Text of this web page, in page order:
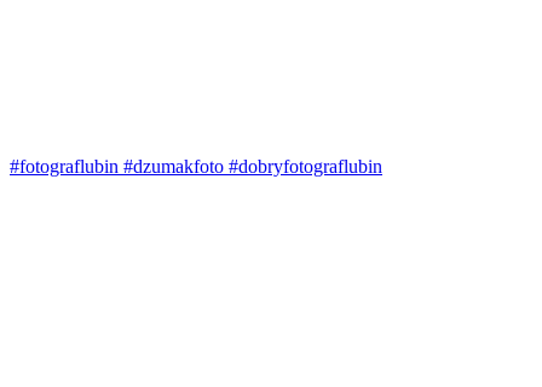
#fotograflubin #dzumakfoto #dobryfotograflubin